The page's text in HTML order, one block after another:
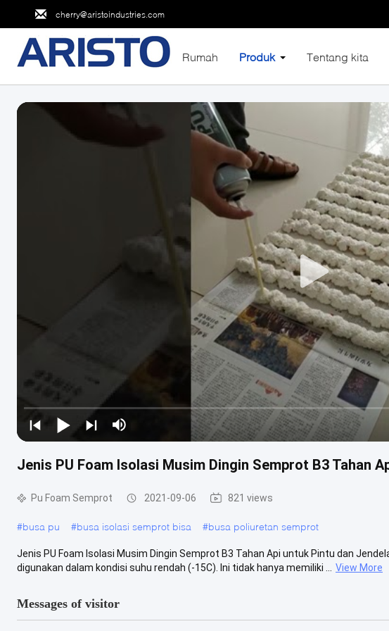
cherry@aristoindustries.com
Rumah Produk Tentang kita
Jenis PU Foam Isolasi Musim Dingin Semprot B3 Tahan
Pu Foam Semprot 2021-09-06 821 views
#busa pu #busa isolasi semprot bisa #busa poliuretan semprot
Jenis PU Foam Isolasi Musim Dingin Semprot B3 Tahan Api untuk Pintu dan
digunakan dalam kondisi suhu rendah (-15C). Ini tidak hanya memiliki ...
View More
Messages of visitor